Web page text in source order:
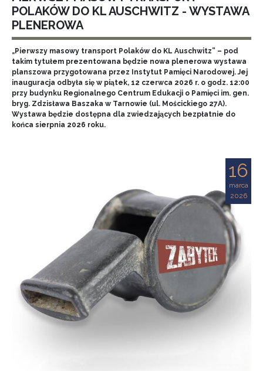
POLAKÓW DO KL AUSCHWITZ - WYSTAWA
PLENEROWA
„Pierwszy masowy transport Polaków do KL Auschwitz” – pod
takim tytułem prezentowana będzie nowa plenerowa wystawa
planszowa przygotowana przez Instytut Pamięci Narodowej. Jej
inauguracja odbyła się w piątek, 12 czerwca 2026 r. o godz. 12:00
przy budynku Regionalnego Centrum Edukacji o Pamięci im. gen.
bryg. Zdzisława Baszaka w Tarnowie (ul. Mościckiego 27A).
Wystawa będzie dostępna dla zwiedzających bezpłatnie do
końca sierpnia 2026 roku.
16
marca
2026